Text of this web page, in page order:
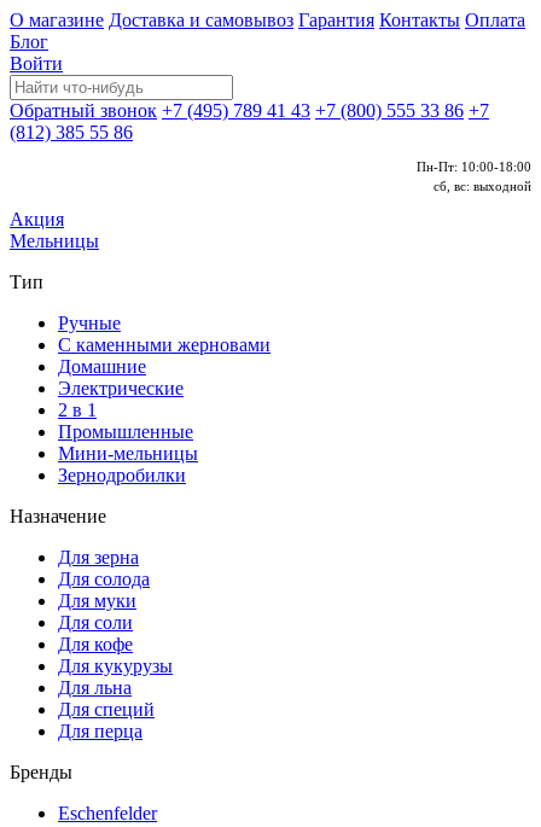
О магазине Доставка и самовывоз Гарантия Контакты Оплата
Блог
Войти
Обратный звонок +7 (495) 789 41 43 +7 (800) 555 33 86 +7
(812) 385 55 86
Пн-Пт: 10:00-18:00
сб, вс: выходной
Акция
Мельницы
Тип
Ручные
С каменными жерновами
Домашние
Электрические
2 в 1
Промышленные
Мини-мельницы
Зернодробилки
Назначение
Для зерна
Для солода
Для муки
Для соли
Для кофе
Для кукурузы
Для льна
Для специй
Для перца
Бренды
Eschenfelder